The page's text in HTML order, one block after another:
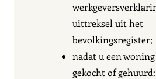
uittreksel uit het
bevolkingsregister;
nadat u een
gekocht of